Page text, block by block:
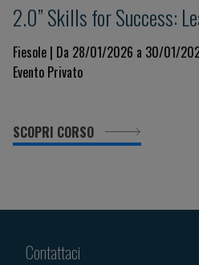
2.0” Skills for Success:
the Era of Artificial
Fiesole | Da 28/01/2026 a 30/01/
Evento Privato
SCOPRI CORSO
Contattaci